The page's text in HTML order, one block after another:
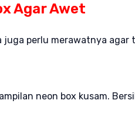
Agar Awet
juga perlu merawatnya
neon box kusam.